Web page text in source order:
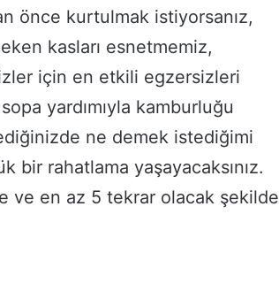
önce kurtulmak istiyorsanız,
kasları esnetmemiz,
için en etkili egzersizleri
yardımıyla kamburluğu
ne demek istediğimi
bir rahatlama yaşayacaksınız.
ve en az 5 tekrar olacak şekilde